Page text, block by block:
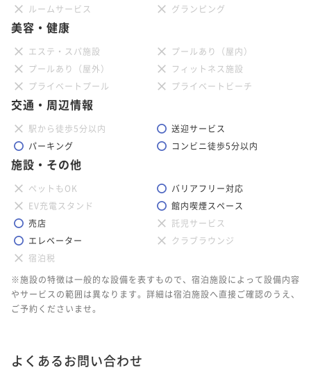
ルームサービス
グランピング
美容・健康
エステ・スパ施設
プールあり（屋内）
プールあり（屋外）
フィットネス施設
プライベートプール
プライベートビーチ
交通・周辺情報
駅から徒歩5分以内
送迎サービス
パーキング
コンビニ徒歩5分以内
施設・その他
ペットもOK
バリアフリー対応
EV充電スタンド
館内喫煙スペース
売店
託児サービス
エレベーター
クラブラウンジ
宿泊税
※施設の特徴は一般的な設備を表すもので、宿泊施設によって設備内容
やサービスの範囲は異なります。詳細は宿泊施設へ直接ご確認のうえ、
ご予約くださいませ。
よくあるお問い合わせ